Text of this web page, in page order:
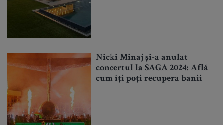
Nicki Minaj și-a anulat
concertul la SAGA 2024: Află
cum îți poți recupera banii